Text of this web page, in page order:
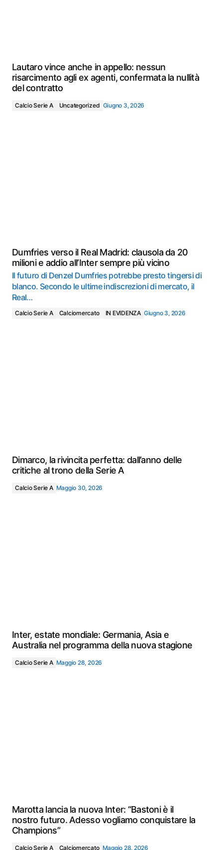
Lautaro vince anche in appello: nessun
risarcimento agli ex agenti, confermata la nullità
del contratto
Calcio Serie A Uncategorized Giugno 3, 2026
Dumfries verso il Real Madrid: clausola da 20
milioni e addio all’Inter sempre più vicino
Il futuro di Denzel Dumfries potrebbe presto tingersi di
blanco. Secondo le ultime indiscrezioni di mercato, il
Real…
Calcio Serie A Calciomercato IN EVIDENZA Giugno 3, 2026
Dimarco, la rivincita perfetta: dall’anno delle
critiche al trono della Serie A
Calcio Serie A Maggio 30, 2026
Inter, estate mondiale: Germania, Asia e
Australia nel programma della nuova stagione
Calcio Serie A Maggio 28, 2026
Marotta lancia la nuova Inter: “Bastoni è il
nostro futuro. Adesso vogliamo conquistare la
Champions”
Calcio Serie A Calciomercato Maggio 28, 2026